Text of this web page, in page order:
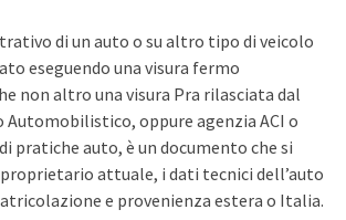
di un auto o su altro tipo di veicolo
eseguendo una visura fermo
non altro una visura Pra rilasciata dal
Automobilistico, oppure agenzia ACI o
pratiche auto, è un documento che si
attuale, i dati tecnici dell’auto
e provenienza estera o Italia.